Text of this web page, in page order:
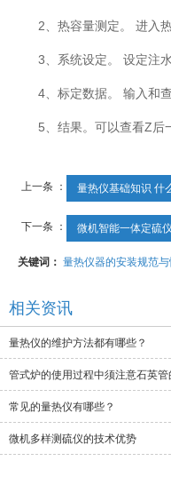
2、热容量测定。 进入
3、系统设定。 设定注
4、标定数据。 输入和
5、结果。可以查看Z后
上一条 ： 量热仪基础知识 什
下一条 ： 微机智能一体定硫
关键词： 量热仪器的安装规范
相关资讯
量热仪的维护方法都有哪些？
管式炉的使用过程中须注意石英
常见的量热仪有哪些？
微机多样测硫仪的技术优势